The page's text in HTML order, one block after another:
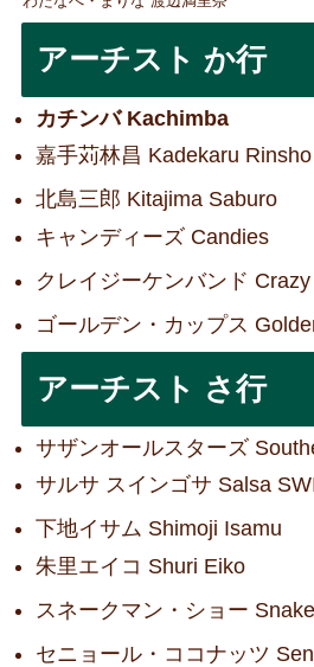
アーチスト か行
カチンバ Kachimba
嘉手苅林昌 Kadekaru Rinsho
北島三郎 Kitajima Saburo
キャンディーズ Candies
クレイジーケンバンド
ゴールデン・カップス
アーチスト さ行
サザンオールスターズ
サルサ スインゴサ Salsa
下地イサム Shimoji Isamu
朱里エイコ Shuri Eiko
スネークマン・ショー
セニョール・ココナッツ